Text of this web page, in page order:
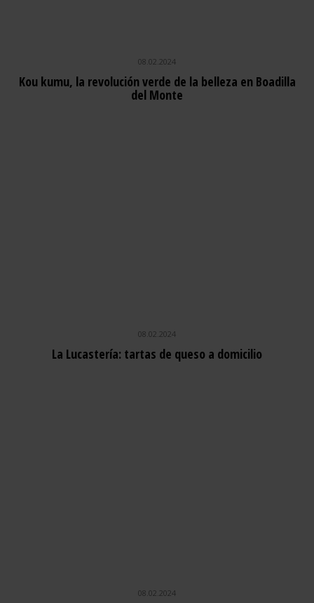
08.02.2024
Kou kumu, la revolución verde de la belleza en Boadilla
del Monte
08.02.2024
La Lucastería: tartas de queso a domicilio
08.02.2024